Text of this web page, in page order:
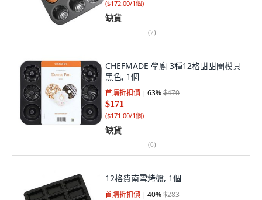
($172.00/1個)
缺貨
(7)
CHEFMADE 學廚 3種12格甜甜圈模具
黑色, 1個
首購折扣價 63%$470
$171
($171.00/1個)
缺貨
(6)
12格費南雪烤盤, 1個
首購折扣價 40%$283